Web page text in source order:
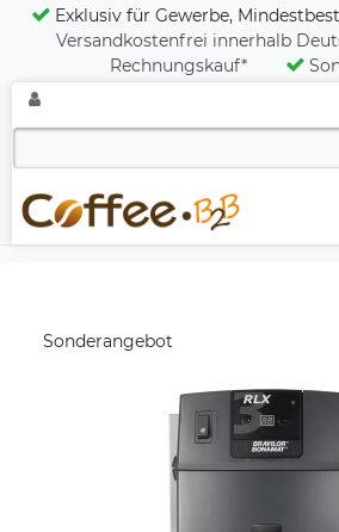
Exklusiv für Gewerbe,
Versandkostenfrei innerhalb
Rechnungskauf*
Sonderangebot